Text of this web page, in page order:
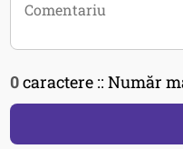
0caractere :: Număr